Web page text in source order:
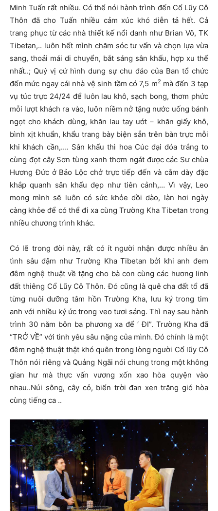
Minh Tuấn rất nhiều. Có thể nói hành trình đến Cổ Lũy Cô
Thôn đã cho Tuấn nhiều cảm xúc khó diễn tả hết. Cả
trang phục từ các nhà thiết kế nổi danh như Brian Võ, TK
Tibetan,.. luôn hết mình chăm sóc tư vấn và chọn lựa vừa
sang, thoải mái di chuyển, bắt sáng sân khấu, hợp xu thế
nhất..; Quý vị cứ hình dung sự chu đáo của Ban tổ chức
đến mức ngay cái nhà vệ sinh tầm có 7,5 m2 mà đến 3 tạp
vụ túc trực 24/24 để luôn lau khô, sạch bong, thơm phức
mỗi lượt khách ra vào, luôn niềm nở tặng nước uống bánh
ngọt cho khách dùng, khăn lau tay ướt – khăn giấy khô,
bình xịt khuẩn, khẩu trang bày biện sẳn trên bàn trực mỗi
khi khách cần,…. Sân khấu thì hoa Cúc đại đóa trắng to
cùng đọt cây Sơn tùng xanh thơm ngát được các Sư chùa
Hương Đức ở Bảo Lộc chở trực tiếp đến và cắm dày đặc
khắp quanh sân khấu đẹp như tiên cảnh,… Vì vậy, Leo
mong mình sẽ luôn có sức khỏe dồi dào, làn hơi ngày
càng khỏe để có thể đi xa cùng Trường Kha Tibetan trong
nhiều chương trình khác.
Có lẽ trong đời này, rất có ít người nhận được nhiều ân
tình sâu đậm như Trường Kha Tibetan bởi khi anh đem
đêm nghệ thuật về tặng cho bà con cùng các hương linh
đất thiêng Cổ Lũy Cô Thôn. Đó cũng là quê cha đất tổ đã
từng nuôi dưỡng tâm hồn Trường Kha, lưu ký trong tim
anh với nhiều ký ức trong veo tươi sáng. Thì nay sau hành
trình 30 năm bôn ba phương xa để ‘ ĐI”. Trường Kha đã
“TRỞ VỀ” với tình yêu sâu nặng của mình. Đó chính là một
đêm nghệ thuật thật khó quên trong lòng người Cổ lũy Cô
Thôn nói riêng và Quảng Ngãi nói chung trong một không
gian hư mà thực vấn vương xốn xao hòa quyện vào
nhau..Núi sông, cây cỏ, biển trời đan xen trăng gió hòa
cùng tiếng ca ..